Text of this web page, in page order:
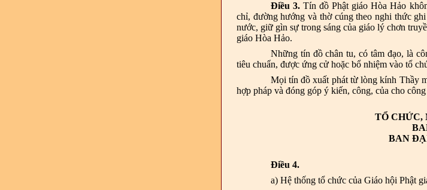
Điều 3.Tín đồ Phật giáo Hòa Hảo
chỉ, đường hướng và thờ cúng theo nghi thức
nước, giữ gìn sự trong sáng của giáo lý chơn
giáo Hòa Hảo.
Những tín đồ chân tu, có tâm đạo, là
tiêu chuẩn, được ứng cử hoặc bổ nhiệm vào tổ
Mọi tín đồ xuất phát từ lòng kính Thầy
hợp pháp và đóng góp ý kiến, công, của cho
TỔ CHỨC,
BAN
Điều 4.
a) Hệ thống tổ chức của Giáo hội Phật